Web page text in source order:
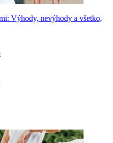
Výhody, nevýhody a všetko,